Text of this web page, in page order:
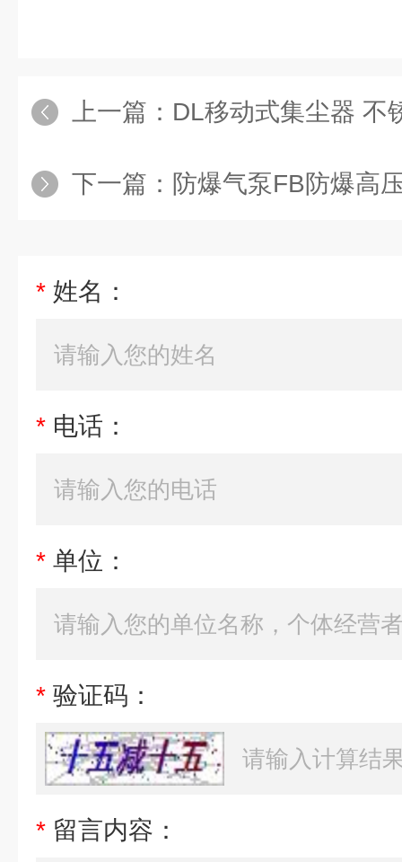
上一篇： DL移动式集尘器 不锈钢
下一篇： 防爆气泵FB防爆高
* 姓名：
* 电话：
* 单位：
* 验证码：
* 留言内容：